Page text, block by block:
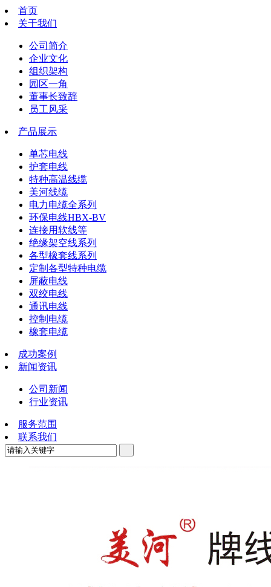
首页
关于我们
公司简介
企业文化
组织架构
园区一角
董事长致辞
员工风采
产品展示
单芯电线
护套电线
特种高温线缆
美河线缆
电力电缆全系列
环保电线HBX-BV
连接用软线等
绝缘架空线系列
各型橡套线系列
定制各型特种电缆
屏蔽电线
双绞电线
通讯电线
控制电缆
橡套电缆
成功案例
新闻资讯
公司新闻
行业资讯
服务范围
联系我们